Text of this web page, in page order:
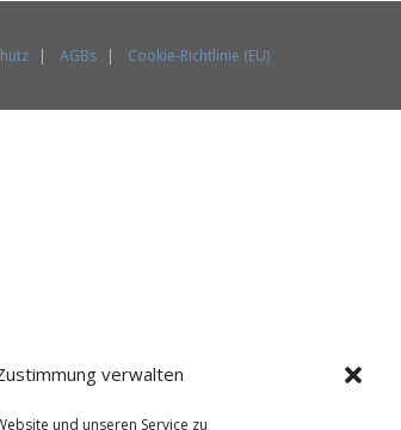
verwalten
und unseren Service zu
AGBs Cookie-Richtlinie (EU)